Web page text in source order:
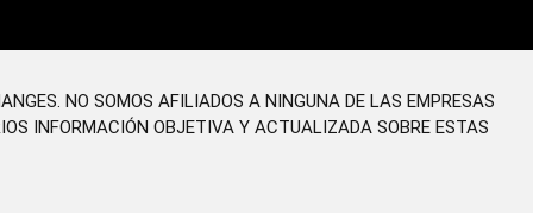
NO SOMOS AFILIADOS A NINGUNA DE LAS EMPRESAS
INFORMACIÓN OBJETIVA Y ACTUALIZADA SOBRE ESTAS